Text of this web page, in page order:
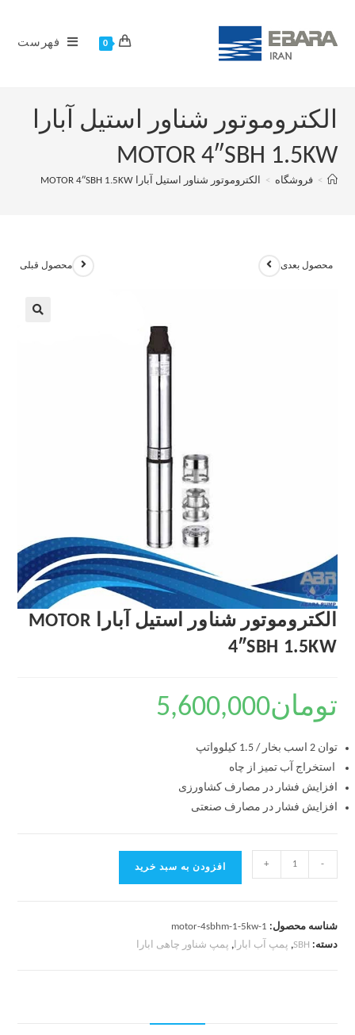
0 فهرست
الکتروموتور شناور استیل آبارا
MOTOR 4″SBH 1.5KW
> فروشگاه > الکتروموتور شناور استیل آبارا MOTOR 4″SBH 1.5KW
محصول قبلی محصول بعدی
الکتروموتور شناور استیل آبارا MOTOR
4″SBH 1.5KW
تومان5,600,000
توان 2 اسب بخار / 1.5 کیلوواتپ
استخراج آب تمیز از چاه
افزایش فشار در مصارف کشاورزی
افزایش فشار در مصارف صنعتی
-
+ افزودن به سبد خرید
شناسه محصول: motor-4sbhm-1-5kw-1
دسته: SBH
, پمپ آب ابارا, پمپ شناور چاهی ابارا